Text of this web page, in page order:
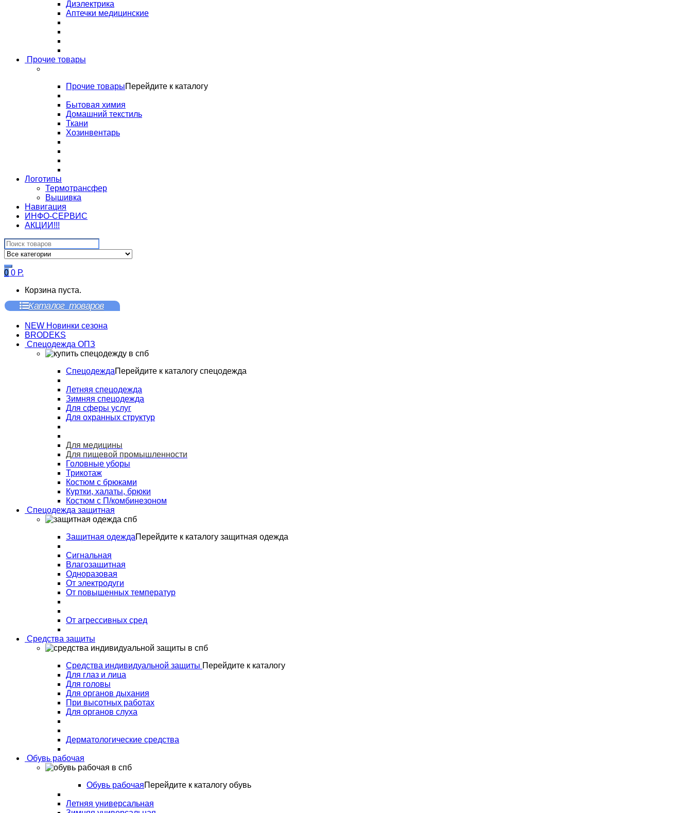
Диэлектрика
Аптечки медицинские
Прочие товары
Прочие товарыПерейдите к каталогу
Бытовая химия
Домашний текстиль
Ткани
Хозинвентарь
Логотипы
Термотрансфер
Вышивка
Навигация
ИНФО-СЕРВИС
АКЦИИ!!!
Search
for:
0 0 Р.
Корзина пуста.
Каталог товаров
NEW Новинки сезона
BRODEKS
Спецодежда ОПЗ
СпецодеждаПерейдите к каталогу спецодежда
Летняя спецодежда
Зимняя спецодежда
Для сферы услуг
Для охранных структур
Для медицины
Для пищевой промышленности
Головные уборы
Трикотаж
Костюм с брюками
Куртки, халаты, брюки
Костюм с П/комбинезоном
Спецодежда защитная
Защитная одеждаПерейдите к каталогу защитная одежда
Сигнальная
Влагозащитная
Одноразовая
От электродуги
От повышенных температур
От агрессивных сред
Средства защиты
Средства индивидуальной защиты Перейдите к каталогу
Для глаз и лица
Для головы
Для органов дыхания
При высотных работах
Для органов слуха
Дерматологические средства
Обувь рабочая
Обувь рабочаяПерейдите к каталогу обувь
Летняя универсальная